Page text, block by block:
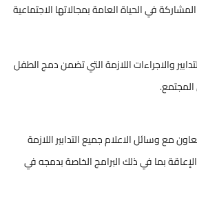
في الحياة العامة بمجالاتها الاجتماعية
والاجراءات اللازمة التي تضمن دمج الطفل
مع وسائل الاعلام جميع التدابير اللازمة
بما في ذلك البرامج الخاصة بدمجه في